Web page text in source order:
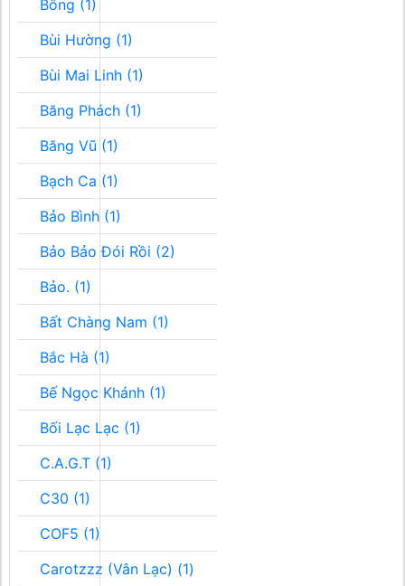
Bông (1)
Bùi Hường (1)
Bùi Mai Linh (1)
Băng Phách (1)
Băng Vũ (1)
Bạch Ca (1)
Bảo Bình (1)
Bảo Bảo Đói Rồi (2)
Bảo. (1)
Bất Chàng Nam (1)
Bắc Hà (1)
Bế Ngọc Khánh (1)
Bối Lạc Lạc (1)
C.A.G.T (1)
C30 (1)
COF5 (1)
Carotzzz (Vân Lạc) (1)